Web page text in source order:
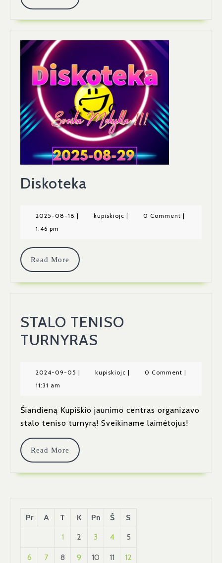
Diskoteka
2025-08-18 | kupiskiojc | 0 Comment |
1:46 pm
Read More
STALO TENISO
TURNYRAS
2024-09-05 | kupiskiojc | 0 Comment |
11:31 am
Šiandieną Kupiškio jaunimo centras organizavo
stalo teniso turnyrą! Sveikiname laimėtojus!
Read More
Pr A T K Pn Š S
1 2 3 4 5
6 7 8 9 10 11 12